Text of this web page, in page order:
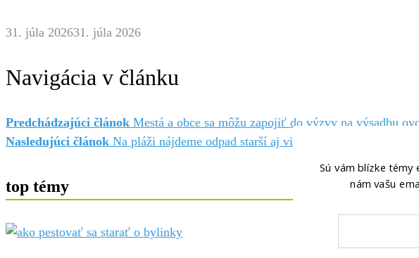
31. júla 202631. júla 2026
Navigácia v článku
Predchádzajúci článok Mestá a obce sa môžu zapojiť do výzvy na výsadbu
Nasledujúci článok Na pláži nájdeme odpad starší aj viac ako 50 rokov.
top témy
Sú vám blízke témy
nám vašu